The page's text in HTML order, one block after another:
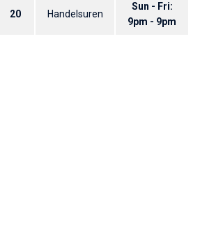
20 Handelsuren
Sun - Fri:
9pm - 9pm